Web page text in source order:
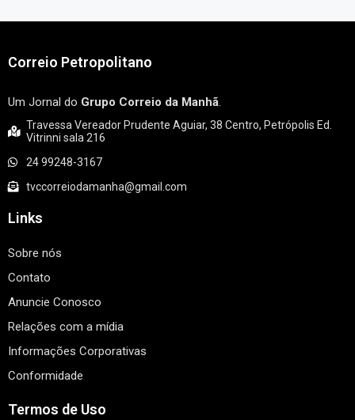
Correio Petropolitano
Um Jornal do Grupo Correio da Manhã.
Travessa Vereador Prudente Aguiar, 38 Centro, Petrópolis Ed.
Vitrinni sala 216
24 99248-3167
tvccorreiodamanha@gmail.com
Links
Sobre nós
Contato
Anuncie Conosco
Relações com a mídia
Informações Corporativas
Conformidade
Termos de Uso